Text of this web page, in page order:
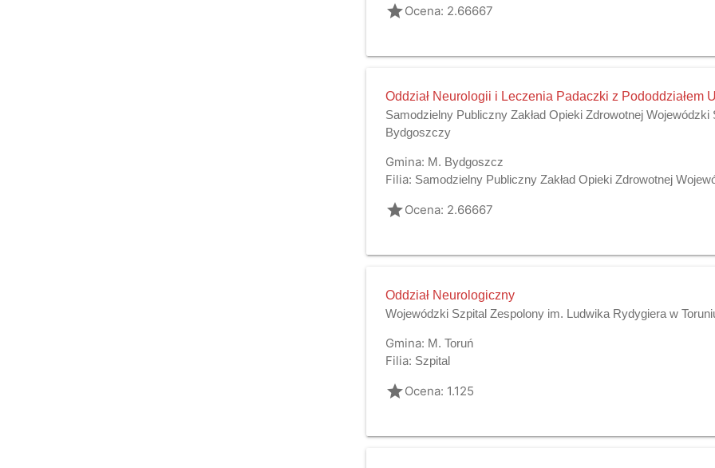
gradeOcena: 2.66667
Oddział Neurologii i Leczenia Padaczki z Pododdziałem
Samodzielny Publiczny Zakład Opieki Zdrowotnej
Bydgoszczy
Gmina: M. Bydgoszcz
Filia: Samodzielny Publiczny Zakład Opieki Zdrowotnej
gradeOcena: 2.66667
Oddział Neurologiczny
Wojewódzki Szpital Zespolony im. Ludwika Rydygiera w
Gmina: M. Toruń
Filia: Szpital
gradeOcena: 1.125